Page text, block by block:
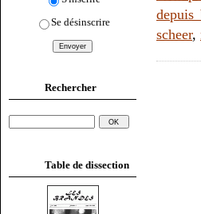
Se désinscrire
Rechercher
Table de dissection
depuis
scheer,